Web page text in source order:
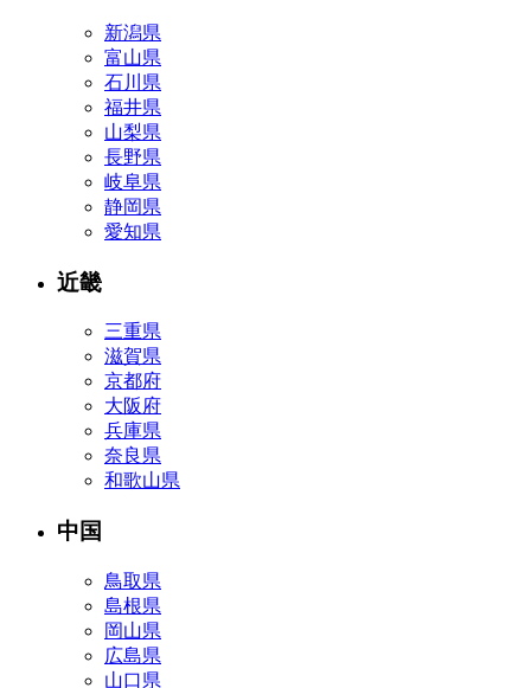
新潟県
富山県
石川県
福井県
山梨県
長野県
岐阜県
静岡県
愛知県
近畿
三重県
滋賀県
京都府
大阪府
兵庫県
奈良県
和歌山県
中国
鳥取県
島根県
岡山県
広島県
山口県